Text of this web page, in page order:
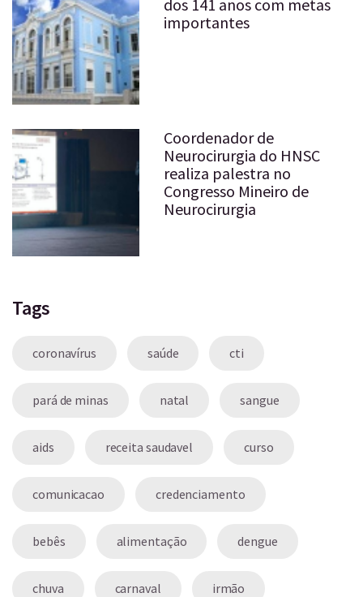
dos 141 anos com metas
importantes
Coordenador de
Neurocirurgia do HNSC
realiza palestra no
Congresso Mineiro de
Neurocirurgia
Tags
coronavírus saúde cti
pará de minas natal sangue
aids receita saudavel curso
comunicacao credenciamento
bebês alimentação dengue
chuva carnaval irmão